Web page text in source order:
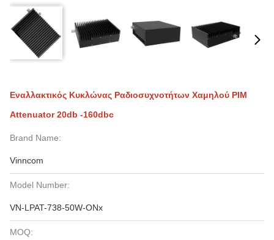
Εναλλακτικός Κυκλώνας Ραδιοσυχνοτήτων Χαμηλού PIM
Attenuator 20db -160dbc
Brand Name:
Vinncom
Model Number:
VN-LPAT-738-50W-ONx
MOQ: